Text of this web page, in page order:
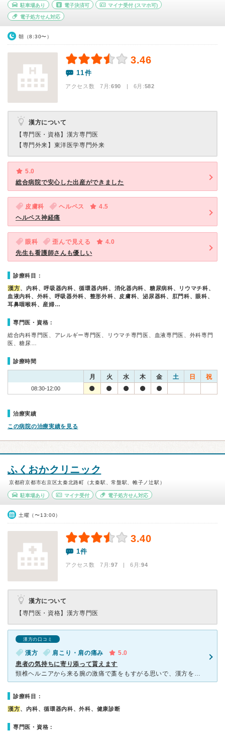
駐車場あり 電子決済可 マイナ受付 (スマホ可)
電子処方せん対応
朝（8:30〜）
3.46
11件
アクセス数 7月:690 | 6月:582
漢方について
【専門医・資格】 漢方専門医
【専門外来】 東洋医学専門外来
5.0
総合病院で安心した出産ができました
皮膚科 ヘルペス
4.5
ヘルペス神経痛
眼科 歪んで見える
4.0
先生も看護師さんも優しい
診療科目：
漢方、内科、呼吸器内科、循環器内科、消化器内科、糖尿病科、リウマチ科、
血液内科、外科、呼吸器外科、整形外科、皮膚科、泌尿器科、肛門科、眼科、
耳鼻咽喉科、産婦…
専門医・資格：
総合内科専門医、アレルギー専門医、リウマチ専門医、血液専門医、外科専門
医、糖尿…
診療時間
月 火 水 木 金 土 日 祝
08:30-12:00
治療実績
この病院の治療実績を見る
ふくおかクリニック
京都府京都市右京区太秦北路町（太秦駅、常盤駅、帷子ノ辻駅）
駐車場あり マイナ受付 電子処方せん対応
土曜（〜13:00）
3.40
1件
アクセス数 7月:97 | 6月:94
漢方について
【専門医・資格】 漢方専門医
漢方の口コミ
漢方 肩こり・肩の痛み
5.0
患者の気持ちに寄り添って貰えます
頸椎ヘルニアから来る腕の激痛で藁をもすがる思いで、漢方を扱われているこちらのクリニックを受診しました。 先生がしっかりと話を聞いてくださり、お薬や治療方法に関しても色々と提案して頂けたので安心出来ま
診療科目：
漢方、内科、循環器内科、外科、健康診断
専門医・資格：